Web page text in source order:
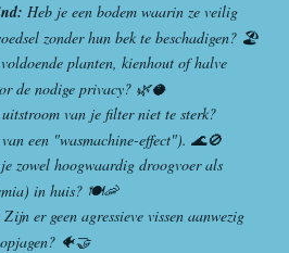
Heb je een bodem waarin ze veilig
zonder hun bek te beschadigen? 🏖️
planten, kienhout of halve
de nodige privacy? 🌿🥥
van je filter niet te sterk?
een "wasmachine-effect"). 🌊🚫
zowel hoogwaardig droogvoer als
in huis? 🍽️🦐
Zijn er geen agressieve vissen aanwezig
🐠🤝